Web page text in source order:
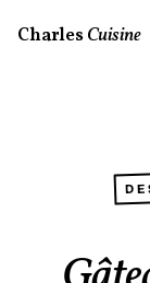
CharlesCuisine